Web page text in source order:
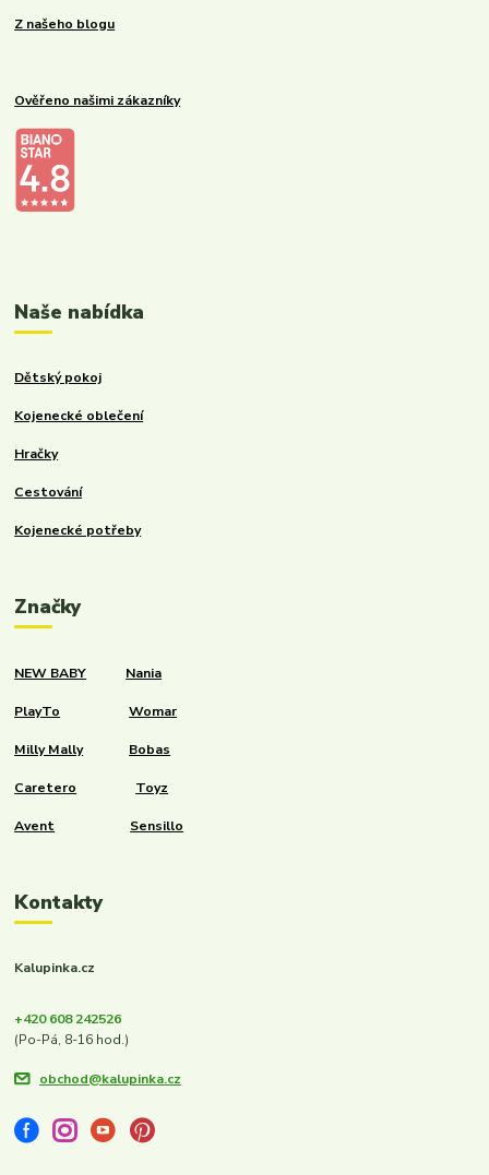
Z našeho blogu
Ověřeno našimi zákazníky
Naše nabídka
Dětský pokoj
Kojenecké oblečení
Hračky
Cestování
Kojenecké potřeby
Značky
NEW BABY Nania
PlayTo Womar
Milly Mally Bobas
Caretero Toyz
Avent Sensillo
Kontakty
Kalupinka.cz
+420 608 242526
(Po-Pá, 8-16 hod.)
obchod@kalupinka.cz